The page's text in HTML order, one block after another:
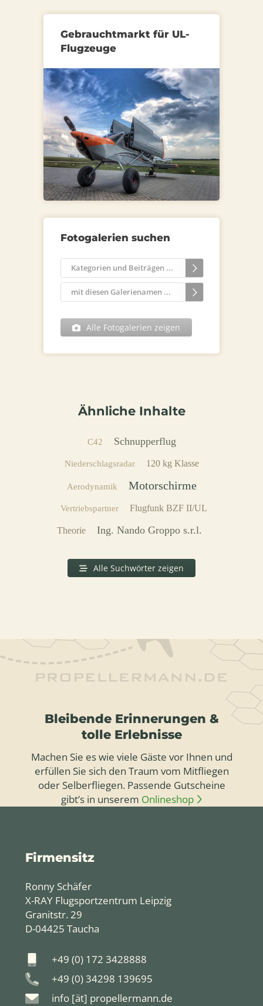
Gebrauchtmarkt für UL-
Flugzeuge
Fotogalerien suchen
Kategorien und Beiträgen ...
mit diesen Galerienamen ...
Alle Fotogalerien zeigen
Ähnliche Inhalte
C42 Schnupperflug
Niederschlagsradar 120 kg Klasse
Aerodynamik Motorschirme
Vertriebspartner Flugfunk BZF II/UL
Theorie Ing. Nando Groppo s.r.l.
Alle Suchwörter zeigen
Bleibende Erinnerungen &
tolle Erlebnisse
Machen Sie es wie viele Gäste vor Ihnen und
erfüllen Sie sich den Traum vom Mitfliegen
oder Selberfliegen. Passende Gutscheine
gibt’s in unserem Onlineshop
Firmensitz
Ronny Schäfer
X-RAY Flugsportzentrum Leipzig
Granitstr. 29
D-04425 Taucha
+49 (0) 172 3428888
+49 (0) 34298 139695
info [ät] propellermann.de